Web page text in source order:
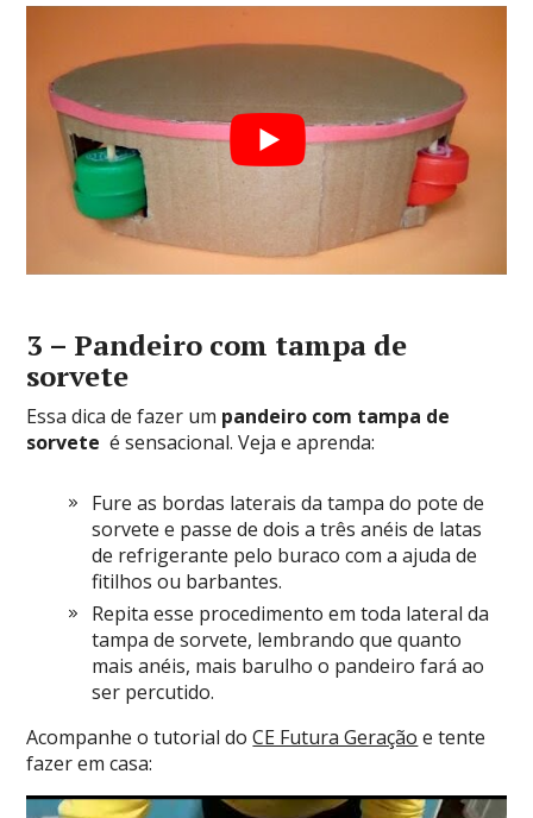
3 – Pandeiro com tampa de
sorvete
Essa dica de fazer um pandeiro com tampa de
sorvete é sensacional. Veja e aprenda:
Fure as bordas laterais da tampa do pote de
sorvete e passe de dois a três anéis de latas
de refrigerante pelo buraco com a ajuda de
fitilhos ou barbantes.
Repita esse procedimento em toda lateral da
tampa de sorvete, lembrando que quanto
mais anéis, mais barulho o pandeiro fará ao
ser percutido.
Acompanhe o tutorial doCE Futura Geração e tente
fazer em casa: